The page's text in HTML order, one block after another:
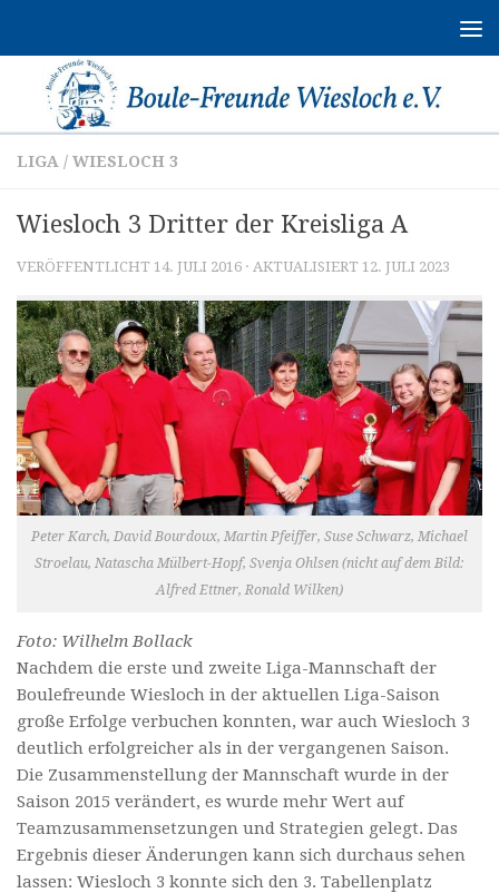
LIGA / WIESLOCH 3
Wiesloch 3 Dritter der Kreisliga A
VERÖFFENTLICHT 14. JULI 2016 · AKTUALISIERT 12. JULI 2023
Peter Karch, David Bourdoux, Martin Pfeiffer, Suse Schwarz, Michael
Stroelau, Natascha Mülbert-Hopf, Svenja Ohlsen (nicht auf dem Bild:
Alfred Ettner, Ronald Wilken)
Foto: Wilhelm Bollack
Nachdem die erste und zweite Liga-Mannschaft der
Boulefreunde Wiesloch in der aktuellen Liga-Saison
große Erfolge verbuchen konnten, war auch Wiesloch 3
deutlich erfolgreicher als in der vergangenen Saison.
Die Zusammenstellung der Mannschaft wurde in der
Saison 2015 verändert, es wurde mehr Wert auf
Teamzusammensetzungen und Strategien gelegt. Das
Ergebnis dieser Änderungen kann sich durchaus sehen
lassen: Wiesloch 3 konnte sich den 3. Tabellenplatz